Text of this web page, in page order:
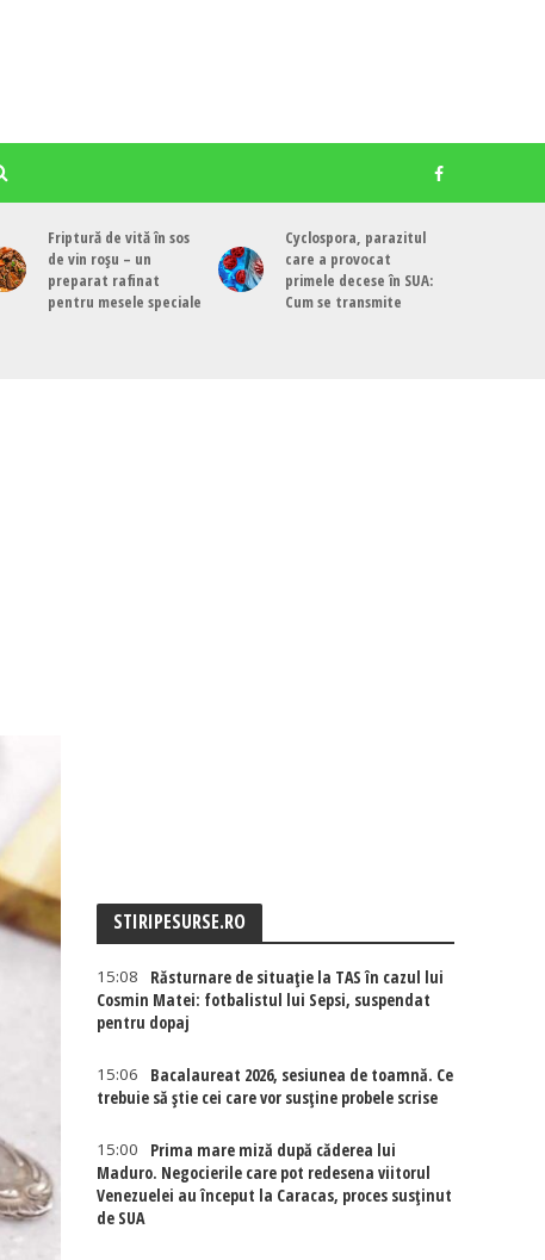
Friptură de vită în sos
de vin roșu – un
preparat rafinat
pentru mesele speciale
Cyclospora, parazitul
care a provocat
primele decese în SUA:
Cum se transmite
STIRIPESURSE.RO
15:08
Răsturnare de situație la TAS în cazul lui
Cosmin Matei: fotbalistul lui Sepsi, suspendat
pentru dopaj
15:06
Bacalaureat 2026, sesiunea de toamnă. Ce
trebuie să știe cei care vor susține probele scrise
15:00
Prima mare miză după căderea lui
Maduro. Negocierile care pot redesena viitorul
Venezuelei au început la Caracas, proces susținut
de SUA